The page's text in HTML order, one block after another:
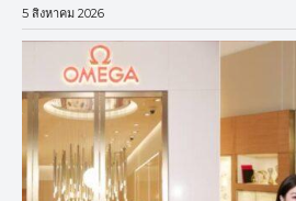
5 สิงหาคม 2026